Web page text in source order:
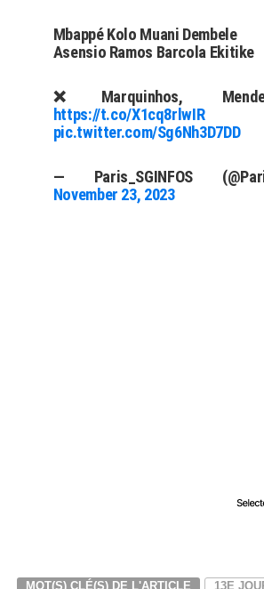
Mbappé Kolo Muani Dembele
Asensio Ramos Barcola Ekitike
❌Marquinhos,
https://t.co/X1cq8rlwIR
pic.twitter.com/Sg6Nh3D7DD
— Paris_SGINFOS
November 23, 2023
MOT(S) CLÉ(S) DE L'ARTICLE 13E